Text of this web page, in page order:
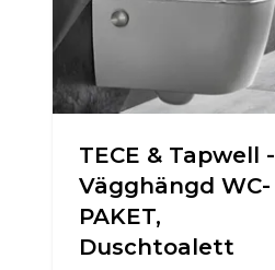
TECE & Tapwell -
Vägghängd WC-
PAKET,
Duschtoalett